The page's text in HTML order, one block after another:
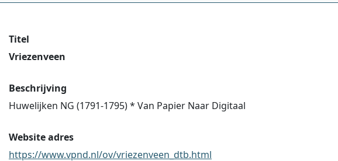
Titel
Vriezenveen
Beschrijving
Huwelijken NG (1791-1795) * Van Papier Naar Digitaal
Website adres
https://www.vpnd.nl/ov/vriezenveen_dtb.html